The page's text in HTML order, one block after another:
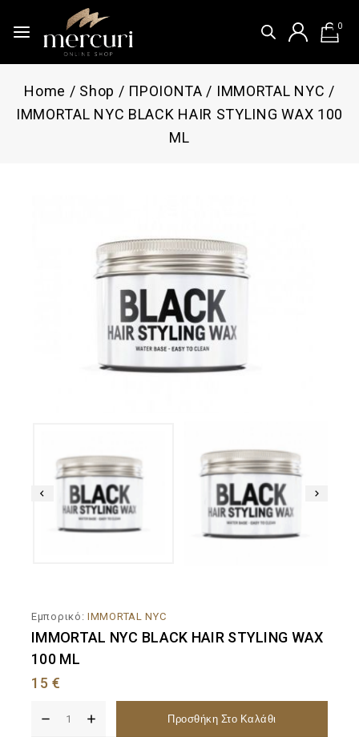
0
Home / Shop / ΠΡΟΙΟΝΤΑ / IMMORTAL NYC /
IMMORTAL NYC BLACK HAIR STYLING WAX 100
ML
Εμπορικό: IMMORTAL NYC
IMMORTAL NYC BLACK HAIR STYLING WAX
100 ML
15€
Προσθήκη Στο Καλάθι